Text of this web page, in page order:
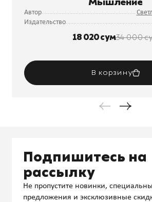
Автор
Издательство
18 020 сум34 000
В корзину
Подпишитесь на
рассылку
Не пропустите новинки,
предложения и эксклюзивные